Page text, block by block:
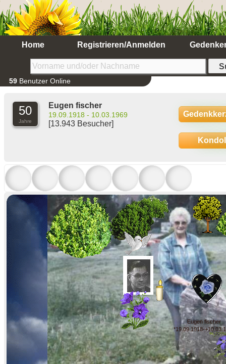
Home Registrieren/Anmelden
59 Benutzer Online
50
Jahre
Eugen fischer
19.09.1918 - 10.03.1969
[13.943 Besucher]
Eugen fischer
*19.09.1918-